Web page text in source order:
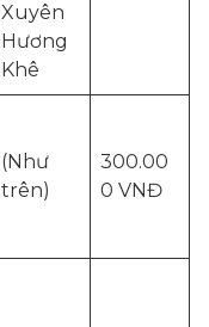
Xuyên
Hương
Khê
(Như
trên)
300.00
0 VNĐ